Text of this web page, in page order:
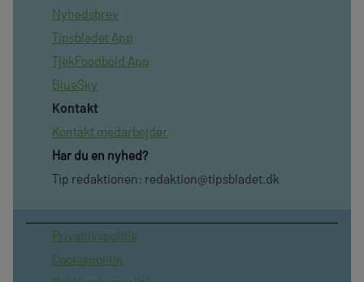
Nyhedsbrev
Tipsbladet App
TjekFoodbold App
BlueSky
Kontakt
Kontakt medarbejder
Har du en nyhed?
Tip redaktionen: redaktion@tipsbladet.dk
Privatilvspolitik
Cookiepolitik